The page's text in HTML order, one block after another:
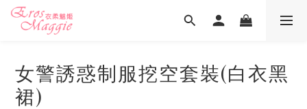
女警誘惑制服挖空套裝(白衣黑
裙)